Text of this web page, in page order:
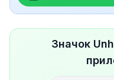
Значок